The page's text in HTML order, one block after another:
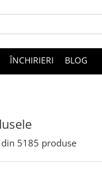
ÎNCHIRIERI BLOG
din 5185 produse